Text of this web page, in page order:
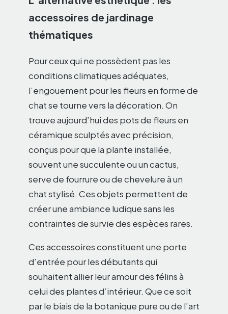
accessoires de jardinage
thématiques
Pour ceux qui ne possèdent pas les
conditions climatiques adéquates,
l’engouement pour les fleurs en forme de
chat se tourne vers la décoration. On
trouve aujourd’hui des pots de fleurs en
céramique sculptés avec précision,
conçus pour que la plante installée,
souvent une succulente ou un cactus,
serve de fourrure ou de chevelure à un
chat stylisé. Ces objets permettent de
créer une ambiance ludique sans les
contraintes de survie des espèces rares.
Ces accessoires constituent une porte
d’entrée pour les débutants qui
souhaitent allier leur amour des félins à
celui des plantes d’intérieur. Que ce soit
par le biais de la botanique pure ou de l’art